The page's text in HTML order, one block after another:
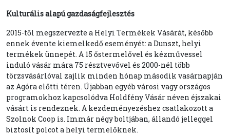
Kulturális alapú gazdaságfejlesztés
2015-től megszervezte a Helyi Termékek Vásárát, később
ennek évente kiemelkedő eseményét: a Dunszt, helyi
termékek ünnepét. A 15 őstermelővel és kézművessel
induló vásár mára 75 résztvevővel és 2000-nél több
törzsvásárlóval zajlik minden hónap második vasárnapján
az Agóra előtti téren. Újabban egyéb városi vagy országos
programokhoz kapcsolódva Holdfény Vásár néven éjszakai
vásárt is rendeznek. A kezdeményezéshez csatlakozott a
Szolnok Coop is. Immár négy boltjában, állandó jelleggel
biztosít polcot a helyi termelőknek.